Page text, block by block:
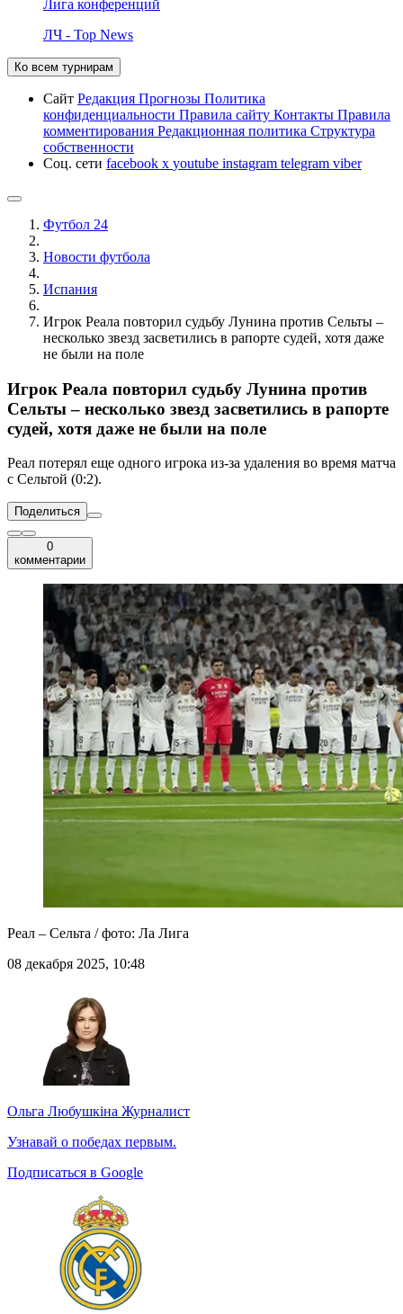
Лига конференций
ЛЧ - Top News
Ко всем турнирам
Сайт Редакция Прогнозы Политика
конфиденциальности Правила сайту Контакты Правила
комментирования Редакционная политика Структура
собственности
Соц. сети facebook x youtube instagram telegram viber
Футбол 24
Новости футбола
Испания
Игрок Реала повторил судьбу Лунина против Сельты –
несколько звезд засветились в рапорте судей, хотя даже
не были на поле
Игрок Реала повторил судьбу Лунина против
Сельты – несколько звезд засветились в рапорте
судей, хотя даже не были на поле
Реал потерял еще одного игрока из-за удаления во время матча
с Сельтой (0:2).
Поделиться
0
комментарии
Реал – Сельта / фото: Ла Лига
08 декабря 2025, 10:48
Ольга Любушкіна Журналист
Узнавай о победах первым.
Подписаться в Google